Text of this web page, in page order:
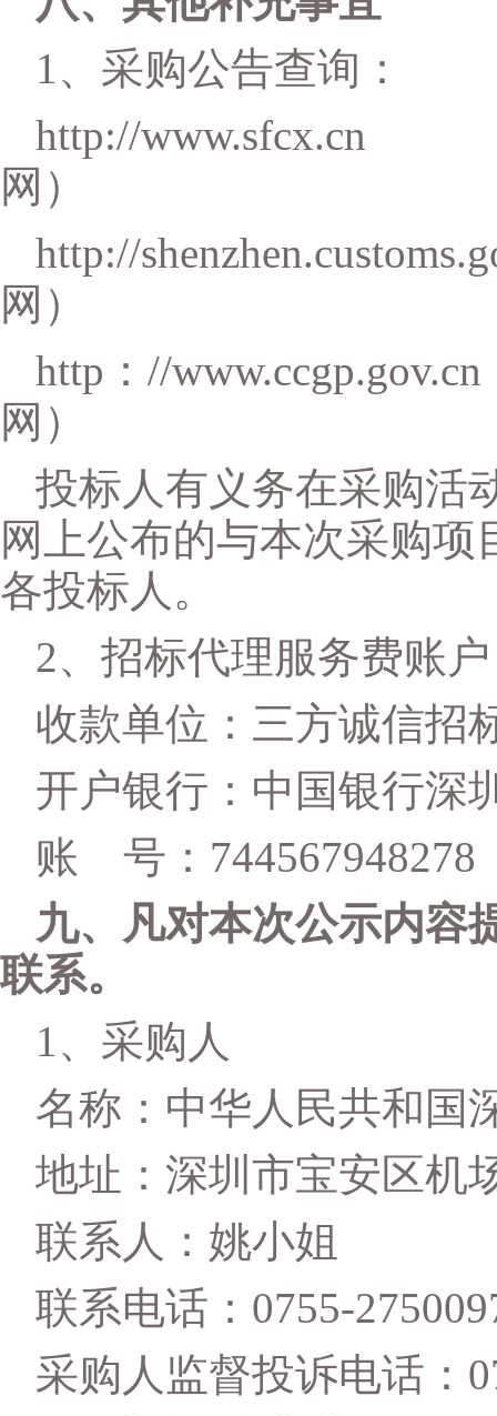
1、 采购公告查询：
http://www.sfcx.cn
网）
http://
网）
http ： //www.ccgp.gov.cn
网）
投标人有义务在采购活
网上公布的与本次采购
各投标人。
2、 招标代理服务费账
收款单位：三方诚信招
开户银行：中国银行深
账
号： 744567948278
九、凡对本次公示内容
联系。
1、 采购人
名称：中华人民共和国
地址： 深圳市宝安区机
联系人： 姚小姐
联系电话： 0755-
采购人监督投诉电话：